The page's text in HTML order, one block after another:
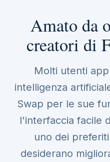
Amato da
creatori di
Molti utenti
intelligenza
Swap per le sue
l'interfaccia facile
uno dei
desiderano